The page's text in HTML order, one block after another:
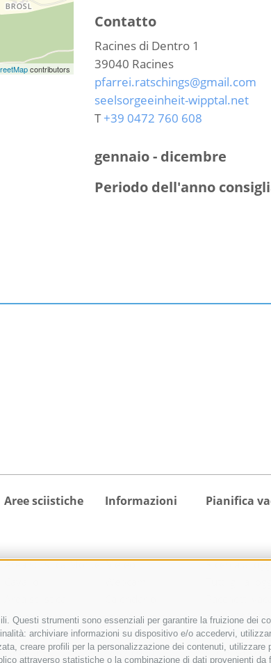
Questi strumenti sono essenziali per garantire la fruizione dei
archiviare informazioni su dispositivo e/o accedervi,
creare profili per la personalizzazione dei contenuti,
attraverso statistiche o la combinazione di dati provenienti
contributors
Contatto
Racines di Dentro 1
39040 Racines
pfarrei.ratschings@gmail.com
seelsorgeeinheit-wipptal.net
T+39 0472 760 608
gennaio - dicembre
Periodo dell'anno
Aree sciistiche
Area sciistica Monte
Racines-Giovo
Area sciistica
Ladurns
Informazioni
Meteo
manifestazioni
Richiesta cataloghi
Downloads
Pianifica
Ricerca
activeCARD
activeCARD
Colle Isarco